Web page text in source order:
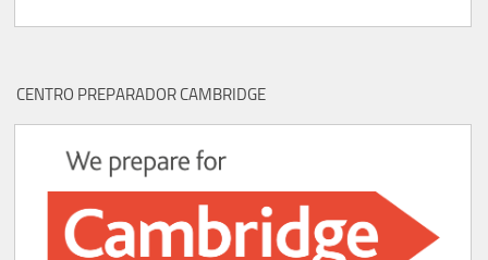
CENTRO PREPARADOR CAMBRIDGE